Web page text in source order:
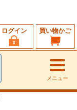
買い物かご
ログイン
メニュー